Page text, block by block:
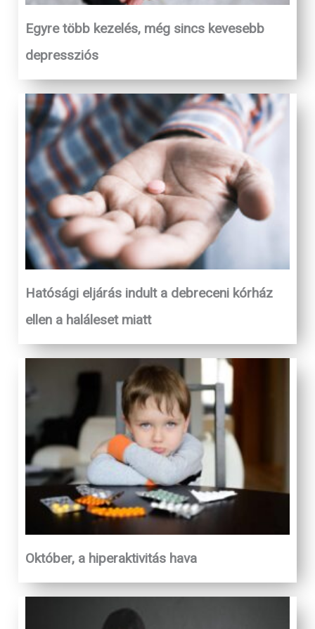
Egyre több kezelés, még sincs kevesebb
depressziós
Hatósági eljárás indult a debreceni kórház
ellen a haláleset miatt
Október, a hiperaktivitás hava